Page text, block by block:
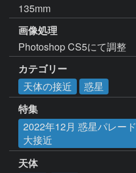
135mm
画像処理
Photoshop CS5にて調整
カテゴリー
天体の接近
惑星
特集
2022年12月 惑星パレー
大接近
天体